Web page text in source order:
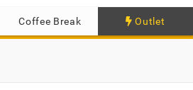
Coffee Break Outlet